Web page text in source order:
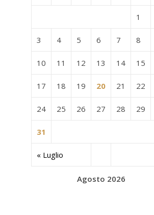
Agosto 2026
« Luglio
1
3 4 5 6 7 8
10 11 12 13 14 15
17 18 19 20 21 22
24 25 26 27 28 29
31